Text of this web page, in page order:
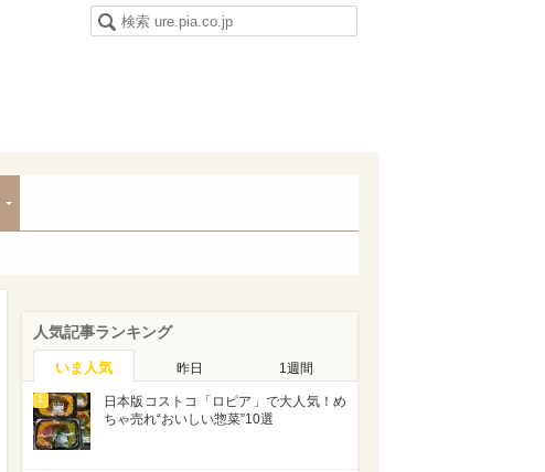
人気記事ランキング
いま人気 昨日 1週間
1
日本版コストコ「ロピア」で大人気！め
ちゃ売れ“おいしい惣菜”10選